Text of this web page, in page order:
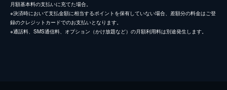
月額基本料の支払いに充てた場合。
※決済時において支払金額に相当するポイントを保有していない場合、差額分の料金はご登
録のクレジットカードでのお支払いとなります。
※通話料、SMS通信料、オプション（かけ放題など）の月額利用料は別途発生します。